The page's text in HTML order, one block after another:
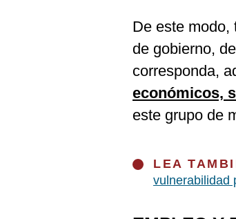
De este modo,
de gobierno,
corresponda,
económicos,
este grupo de
LEA
vulnerabilidad